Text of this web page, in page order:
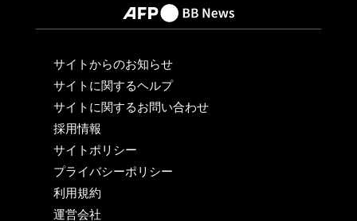
サイトからのお知らせ
サイトに関するヘルプ
サイトに関するお問い合わせ
採用情報
サイトポリシー
プライバシーポリシー
利用規約
運営会社